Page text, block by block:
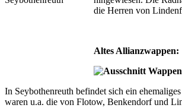
die Herren von
Altes Allianzwappen:
In Seybothenreuth befindet sich ein
waren u.a. die von Flotow, Benkendorf und